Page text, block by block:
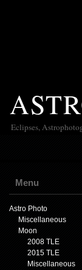
Eclipses,
Menu
Astro Photo
Miscellaneous
Moon
2008 TLE
2015 TLE
Miscellaneous